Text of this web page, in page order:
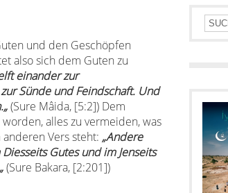
und den Geschöpfen
also sich dem Guten zu
einander zur
Sünde und Feindschaft. Und
„(Sure Mâida, [5:2]) Dem
alles zu vermeiden, was
Vers steht: „Andere
Gutes und im Jenseits
„(Sure Bakara, [2:201])